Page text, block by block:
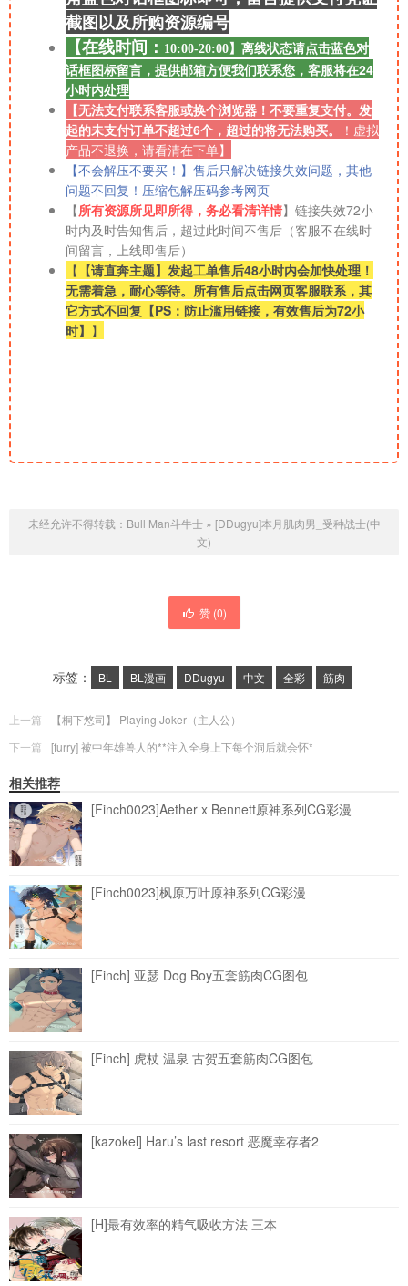
截图以及所购资源编号
【在线时间： 10:00-20:00】 离线状态请点击蓝色对
话框图标留言，提供邮箱方便我们联系您，客服将在24
小时内处理
【无法支付联系客服或换个浏览器！不要重复支付。发
起的未支付订单不超过6个，超过的将无法购买。
！ 虚拟
产品不退换，请看清在下单】
【不会解压不要买！】售后只解决链接失效问题，其他
问题不回复！压缩包解压码参考网页
【所有资源所见即所得，务必看清详情】链接失效72小
时内及时告知售后，超过此时间不售后（客服不在线时
间留言，上线即售后）
【 【请直奔主题】发起工单售后48小时内会加快处理！
无需着急，耐心等待。所有售后点击网页客服联系，其
它方式不回复【PS：防止滥用链接，有效售后为72小
时】 】
未经允许不得转载： Bull Man斗牛士» [DDugyu]本月肌肉男_受种战士(中
文)
赞 (0)
标签： BL BL漫画 DDugyu 中文 全彩 筋肉
上一篇
【桐下悠司】 Playing Joker（主人公）
下一篇
[furry] 被中年雄兽人的**注入全身上下每个洞后就会怀*
相关推荐
[Finch0023]Aether x Bennett原神系列CG彩漫
[Finch0023]枫原万叶原神系列CG彩漫
[Finch] 亚瑟 Dog Boy五套筋肉CG图包
[Finch] 虎杖 温泉 古贺五套筋肉CG图包
[kazokel] Haru’s last resort 恶魔幸存者2
[H]最有效率的精气吸收方法 三本